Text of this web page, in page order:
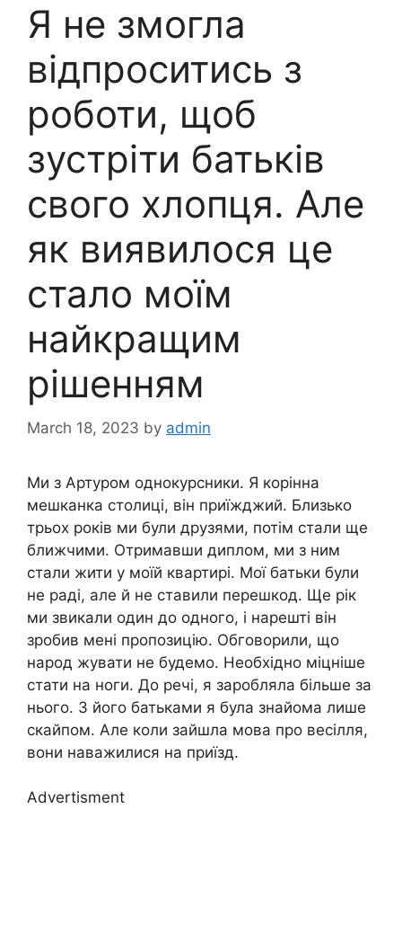
Я не змогла
відпроситись з
роботи, щоб
зустріти батьків
свого хлопця. Але
як виявилося це
стало моїм
найкращим
рішенням
March 18, 2023 by admin
Ми з Артуром однокурсники. Я корінна
мешканка столиці, він приїжджий. Близько
трьох років ми були друзями, потім стали ще
ближчими. Отримавши диплом, ми з ним
стали жити у моїй квартирі. Мої батьки були
не раді, але й не ставили перешкод. Ще рік
ми звикали один до одного, і нарешті він
зробив мені пропозицію. Обговорили, що
народ жувати не будемо. Необхідно міцніше
стати на ноги. До речі, я заробляла більше за
нього. З його батьками я була знайома лише
скайпом. Але коли зайшла мова про весілля,
вони наважилися на приїзд.
Advertisment